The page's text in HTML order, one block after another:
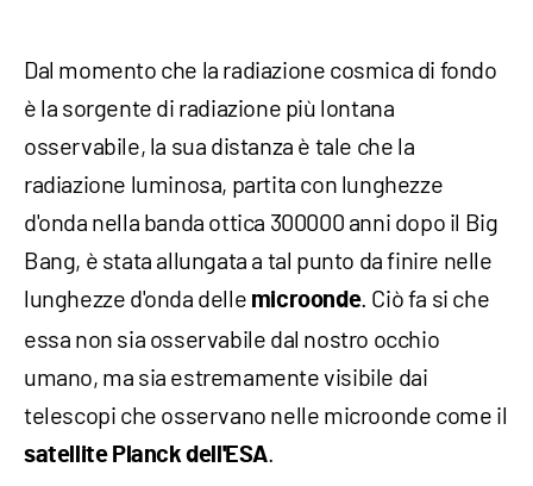
Dal momento che la radiazione cosmica di fondo
è la sorgente di radiazione più lontana
osservabile, la sua distanza è tale che la
radiazione luminosa, partita con lunghezze
d'onda nella banda ottica 300000 anni dopo il Big
Bang, è stata allungata a tal punto da finire nelle
lunghezze d'onda delle microonde. Ciò fa si che
essa non sia osservabile dal nostro occhio
umano, ma sia estremamente visibile dai
telescopi che osservano nelle microonde come il
satellite Planck dell'ESA.